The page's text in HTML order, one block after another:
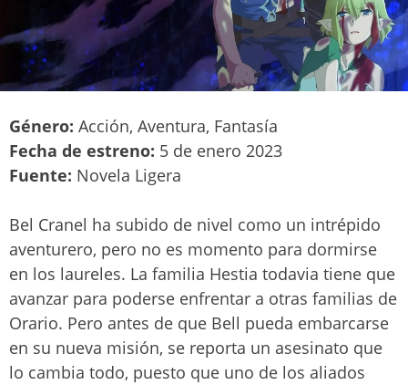
Género: Acción, Aventura, Fantasía
Fecha de estreno: 5 de enero 2023
Fuente: Novela Ligera
Bel Cranel ha subido de nivel como un intrépido
aventurero, pero no es momento para dormirse
en los laureles. La familia Hestia todavia tiene que
avanzar para poderse enfrentar a otras familias de
Orario. Pero antes de que Bell pueda embarcarse
en su nueva misión, se reporta un asesinato que
lo cambia todo, puesto que uno de los aliados